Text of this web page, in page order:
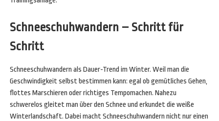
Schneeschuhwandern – Schritt für
Schritt
Schneeschuhwandern als Dauer-Trend im Winter. Weil man die
Geschwindigkeit selbst bestimmen kann: egal ob gemütliches Gehen,
flottes Marschieren oder richtiges Tempomachen. Nahezu
schwerelos gleitet man über den Schnee und erkundet die weiße
Winterlandschaft. Dabei macht Schneeschuhwandern nicht nur einen